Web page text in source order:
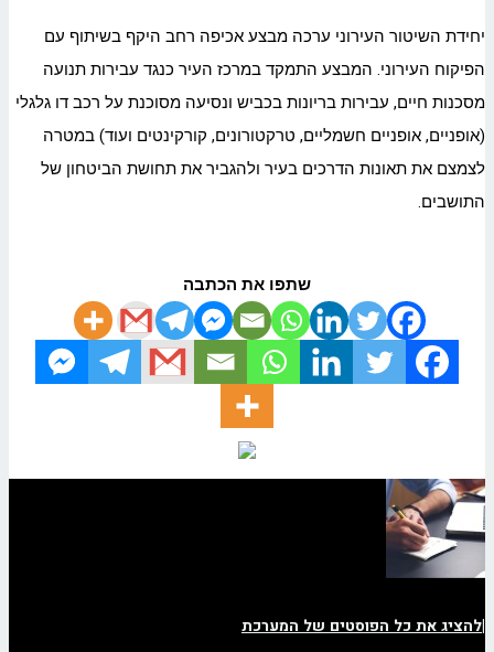
יחידת השיטור העירוני ערכה מבצע אכיפה רחב היקף בשיתוף עם
הפיקוח העירוני. המבצע התמקד במרכז העיר כנגד עבירות תנועה
מסכנות חיים, עבירות בריונות בכביש ונסיעה מסוכנת על רכב דו גלגלי
(אופניים, אופניים חשמליים, טרקטורונים, קורקינטים ועוד) במטרה
לצמצם את תאונות הדרכים בעיר ולהגביר את תחושת הביטחון של
התושבים.
שתפו את הכתבה
|להציג את כל הפוסטים של המערכת